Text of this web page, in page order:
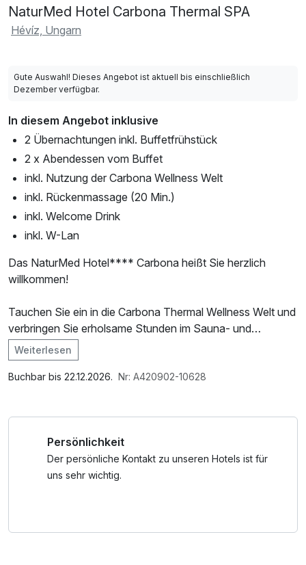
NaturMed Hotel Carbona Thermal SPA
Hévíz, Ungarn
Gute Auswahl! Dieses Angebot ist aktuell bis einschließlich
Dezember verfügbar.
In diesem Angebot inklusive
2 Übernachtungen inkl. Buffetfrühstück
2 x Abendessen vom Buffet
inkl. Nutzung der Carbona Wellness Welt
inkl. Rückenmassage (20 Min.)
inkl. Welcome Drink
inkl. W-Lan
Das NaturMed Hotel**** Carbona heißt Sie herzlich
willkommen!
Tauchen Sie ein in die Carbona Thermal Wellness Welt und
verbringen Sie erholsame Stunden im Sauna- und
Thermenbereich.
Tipp:
im See und bilden eine etwas zwei Meter dicke
Dampfschicht. Ähnlich wie beim Toten Meer hat der
mineralstoffreiche Schlamm am Grund des Sees eine
Im Angebot enthalten
1 x Welcome Drink, Saunabenutzung, Saunatuch,
Weiterlesen
Buchbar bis 22.12.2026. Nr: A420902-10628
Persönlichkeit
Der persönliche Kontakt zu unseren Hotels ist für
uns sehr wichtig.